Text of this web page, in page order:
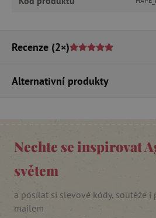
Recenze (2×)
Alternativní produkty
Nechte se inspirovat
světem
a posílat si slevové kódy, soutěže i
mailem